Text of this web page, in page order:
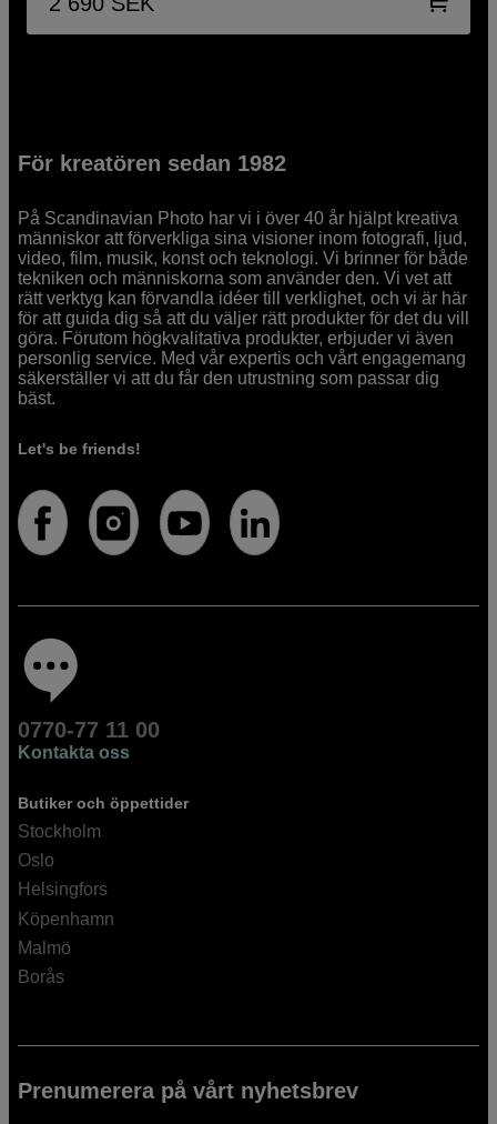
För kreatören sedan 1982
På Scandinavian Photo har vi i över 40 år hjälpt kreativa
människor att förverkliga sina visioner inom fotografi, ljud,
video, film, musik, konst och teknologi. Vi brinner för både
tekniken och människorna som använder den. Vi vet att
rätt verktyg kan förvandla idéer till verklighet, och vi är här
för att guida dig så att du väljer rätt produkter för det du vill
göra. Förutom högkvalitativa produkter, erbjuder vi även
personlig service. Med vår expertis och vårt engagemang
säkerställer vi att du får den utrustning som passar dig
bäst.
Let's be friends!
0770-77 11 00
Kontakta oss
Butiker och öppettider
Stockholm
Oslo
Helsingfors
Köpenhamn
Malmö
Borås
Prenumerera på vårt nyhetsbrev